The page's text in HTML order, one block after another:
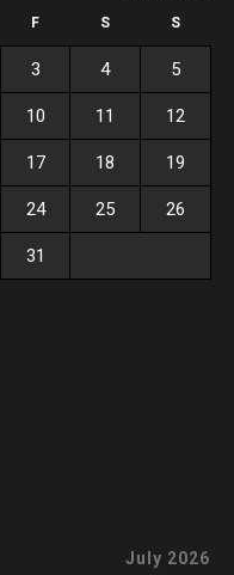
F S S
3 4 5
10 11 12
17 18 19
24 25 26
31
July 2026